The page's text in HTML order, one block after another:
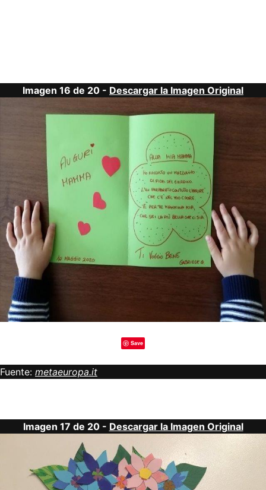
Imagen 16 de 20 - Descargar la Imagen Original
Save
Fuente: metaeuropa.it
Imagen 17 de 20 - Descargar la Imagen Original